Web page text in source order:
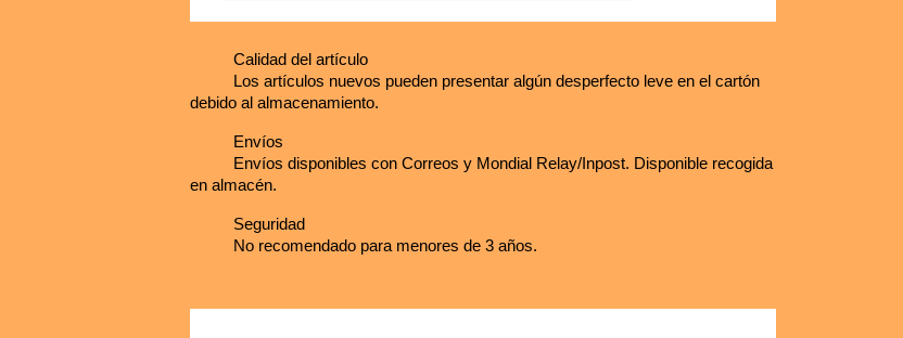
Calidad del artículo
Los artículos nuevos pueden presentar algún desperfecto leve en el cartón
debido al almacenamiento.
Envíos
Envíos disponibles con Correos y Mondial Relay/Inpost. Disponible recogida
en almacén.
Seguridad
No recomendado para menores de 3 años.